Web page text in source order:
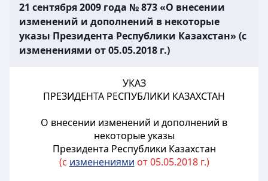
21 сентября 2009 года № 873 «О внесении
изменений и дополнений в некоторые
указы Президента Республики Казахстан» (с
изменениями от 05.05.2018 г.)
УКАЗ
ПРЕЗИДЕНТА РЕСПУБЛИКИ КАЗАХСТАН
О внесении изменений и дополнений в
некоторые указы
Президента Республики Казахстан
(с изменениями от 05.05.2018 г.)